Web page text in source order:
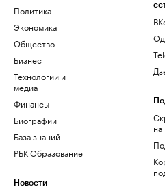
Политика
Экономика
Общество
Бизнес
Технологии и
медиа
Финансы
Биографии
База знаний
РБК Образование
Новости